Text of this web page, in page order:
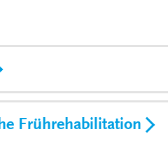
Frührehabilitation